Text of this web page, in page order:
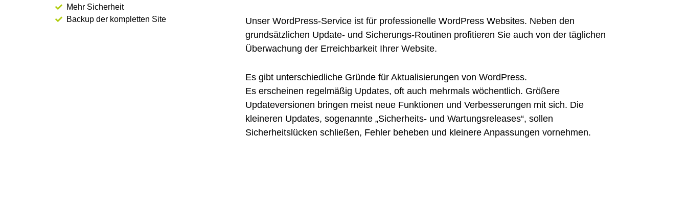
Mehr Sicherheit
Backup der kompletten Site
Unser WordPress-Service ist für professionelleWordPress Websites. Neben den
grundsätzlichen Update- und Sicherungs-Routinen profitieren Sie auch von der täglichen
Überwachung der Erreichbarkeit Ihrer Website.
Es gibt unterschiedliche Gründe für Aktualisierungen von WordPress.
Es erscheinen regelmäßig Updates, oft auch mehrmals wöchentlich. Größere
Updateversionen bringen meist neue Funktionen und Verbesserungen mit sich. Die
kleineren Updates, sogenannte „Sicherheits- und Wartungsreleases“, sollen
Sicherheitslücken schließen, Fehler beheben und kleinere Anpassungen vornehmen.